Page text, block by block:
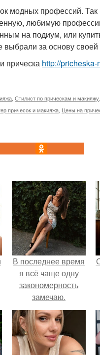
модных профессий.
любимую
на подиум, или
выбрали за основу
прическа http://
Стилист по прическам и макияжу
причесок и макияжа Цены на
В последнее время
я всё чаще одну
закономерность
замечаю.